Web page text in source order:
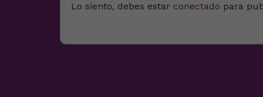
Lo siento, debes estar conectado para